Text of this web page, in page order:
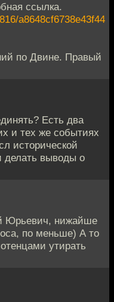
ссылка.
a8648cf6738e43f44
по Двине. Правый
Есть два
и тех же событиях
исторической
делать выводы о
Юрьевич, нижайше
по меньше) А то
утирать